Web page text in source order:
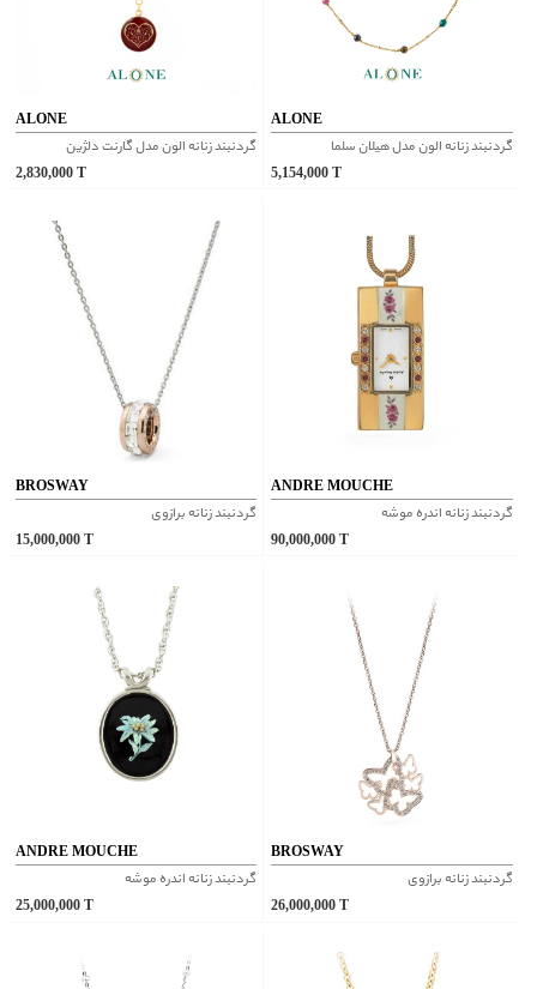
ALONE
گردنبند زنانه الون مدل گارنت دلژین
2,830,000
ALONE
گردنبند زنانه الون مدل هیلان سلما
5,154,000
BROSWAY
گردنبند زنانه برازوی
15,000,000
ANDRE MOUCHE
گردنبند زنانه اندره موشه
90,000,000
ANDRE MOUCHE
گردنبند زنانه اندره موشه
25,000,000
BROSWAY
گردنبند زنانه برازوی
26,000,000